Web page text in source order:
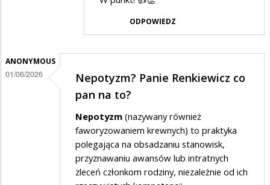
odpowiedzi
na
wschodzie
ODPOWIEDZ
ANONYMOUS
01/06/2026
Nepotyzm? Panie Renkiewicz co
pan na to?
Nepotyzm (nazywany również
faworyzowaniem krewnych) to praktyka
polegająca na obsadzaniu stanowisk,
przyznawaniu awansów lub intratnych
zleceń członkom rodziny, niezależnie od ich